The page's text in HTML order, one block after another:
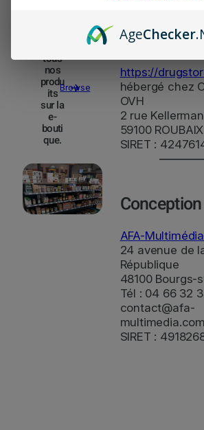
https://
hébergé chez
OVH
2 rue
59100 ROUBAIX
SIRET :
Conception
AFA-
24 avenue de
République
48100 Bourgs-
Tél : 04 66 32
contact@afa-
multimedia.com
SIRET :
tous
nos
produ
its
sur la
e-
bouti
que.
Browse
AgeChecker